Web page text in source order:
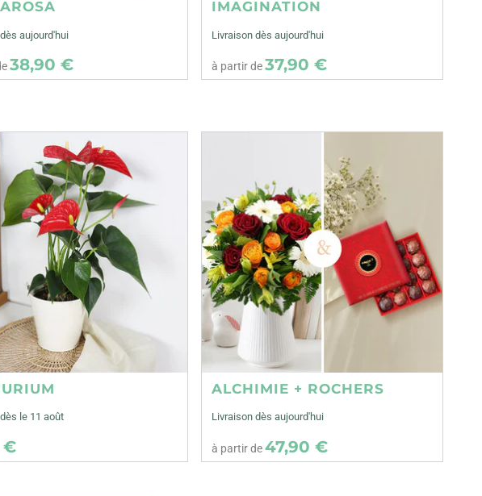
aujourd'hui
38,90 €
IMAGINATION
Livraison dès aujourd'hui
à partir de37,90 €
le 11 août
€
ALCHIMIE + ROCHERS
Livraison dès aujourd'hui
à partir de47,90 €